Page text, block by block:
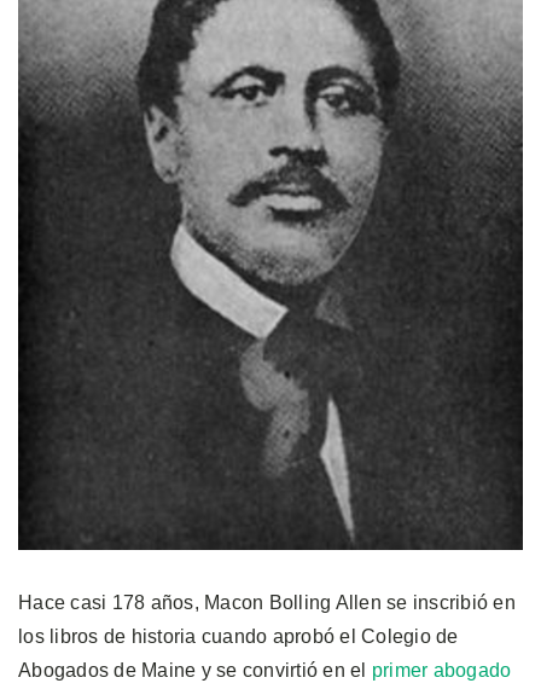
Hace casi 178 años, Macon Bolling Allen se inscribió en
los libros de historia cuando aprobó el Colegio de
Abogados de Maine y se convirtió en el primer abogado